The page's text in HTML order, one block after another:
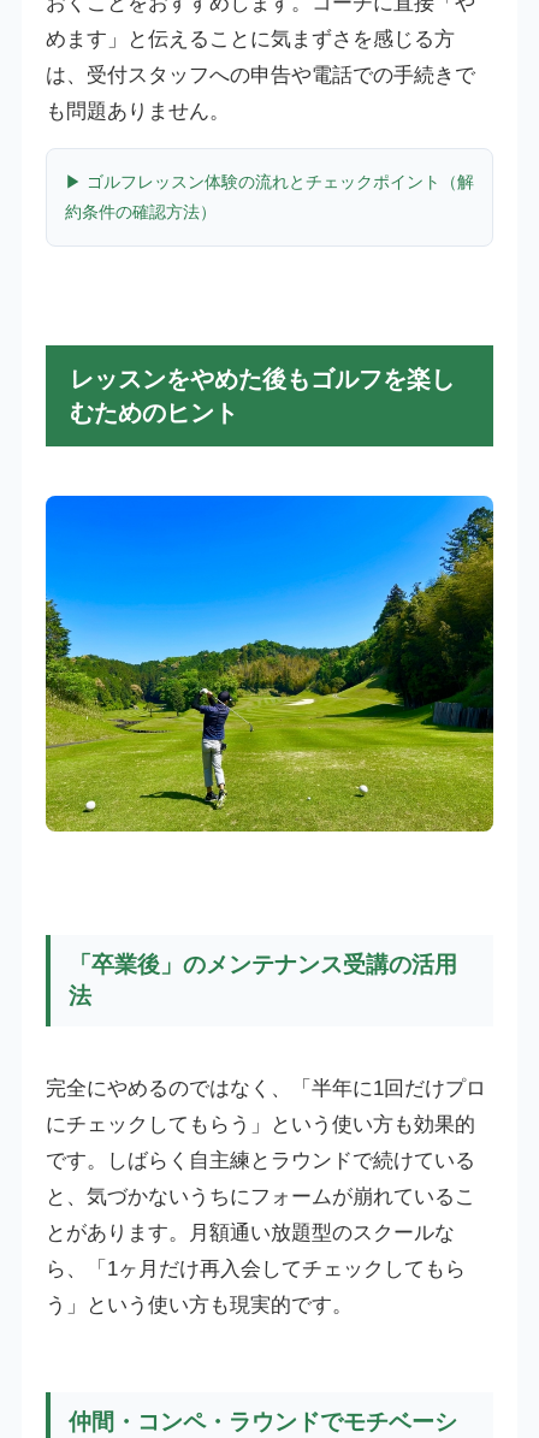
めます」と伝えることに気まずさを感じる方
は、受付スタッフへの申告や電話での手続きで
も問題ありません。
▶ ゴルフレッスン体験の流れとチェックポイント（解
約条件の確認方法）
レッスンをやめた後もゴルフを楽し
むためのヒント
「卒業後」のメンテナンス受講の活用
法
完全にやめるのではなく、「半年に1回だけプロ
にチェックしてもらう」という使い方も効果的
です。しばらく自主練とラウンドで続けている
と、気づかないうちにフォームが崩れているこ
とがあります。月額通い放題型のスクールな
ら、「1ヶ月だけ再入会してチェックしてもら
う」という使い方も現実的です。
仲間・コンペ・ラウンドでモチベーシ